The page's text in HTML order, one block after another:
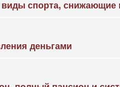
виды спорта,
деньгами